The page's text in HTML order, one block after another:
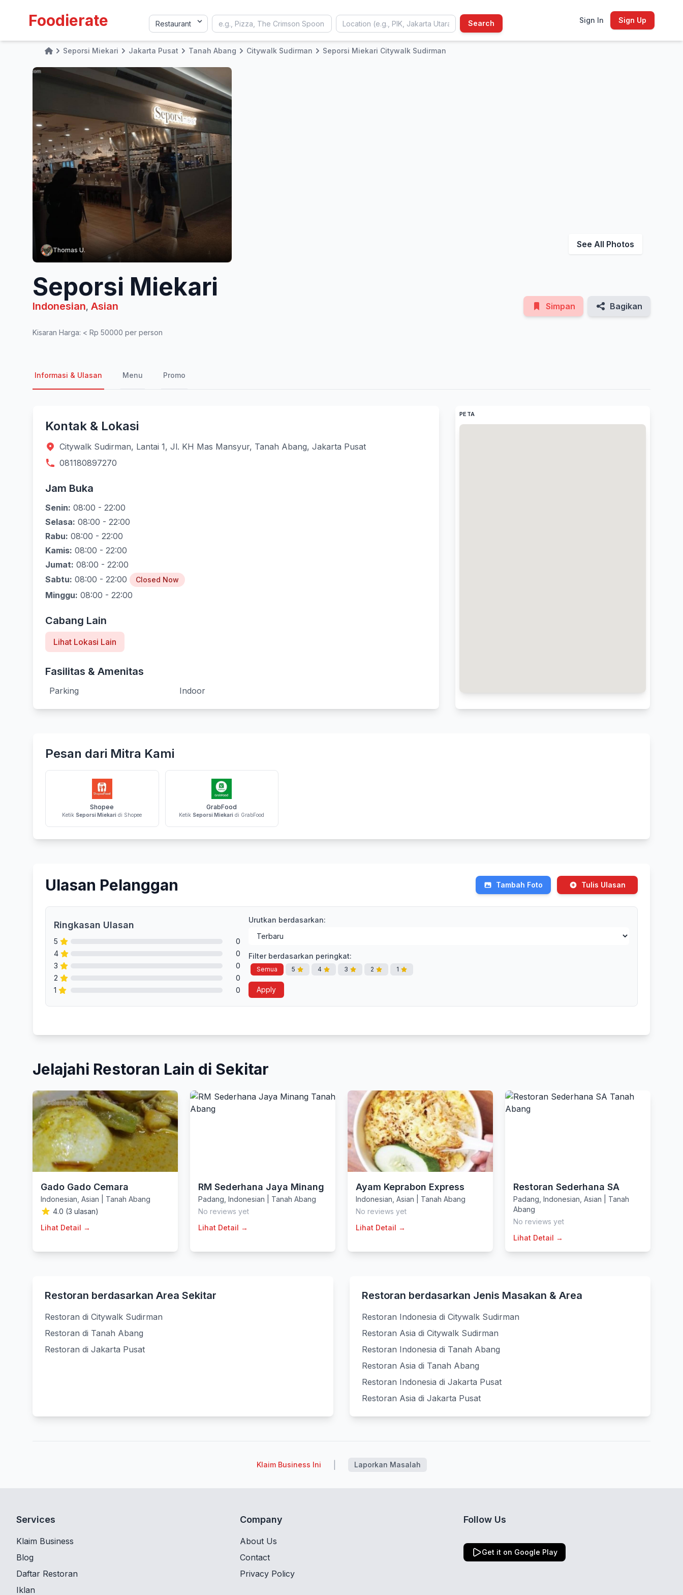
Foodierate Search Sign In Sign Up
HomeSeporsi Miekari Jakarta Pusat Tanah Abang Citywalk Sudirman Seporsi Miekari Citywalk Sudirman
Thomas U.
See All Photos
Seporsi Miekari
Indonesian, Asian
Kisaran Harga: < Rp 50000 per person
Simpan Bagikan
Informasi & Ulasan Menu Promo
Kontak & Lokasi
Citywalk Sudirman, Lantai 1, Jl. KH Mas Mansyur, Tanah Abang, Jakarta Pusat
081180897270
Jam Buka
Senin: 08:00 - 22:00
Selasa: 08:00 - 22:00
Rabu: 08:00 - 22:00
Kamis: 08:00 - 22:00
Jumat: 08:00 - 22:00
Sabtu: 08:00 - 22:00 Closed Now
Minggu: 08:00 - 22:00
Cabang Lain
Lihat Lokasi Lain
Fasilitas & Amenitas
Parking Indoor
PETA
Pesan dari Mitra Kami
Shopee
Ketik Seporsi Miekari di Shopee
GrabFood
Ketik Seporsi Miekari di GrabFood
Ulasan Pelanggan Tambah Foto Tulis Ulasan
Ringkasan Ulasan
5
0
4
0
3
0
2
0
1
0
Urutkan berdasarkan:
Filter berdasarkan peringkat:
Semua 5 4 3 2 1
Apply
Jelajahi Restoran Lain di Sekitar
Gado Gado Cemara
Indonesian Asian
Tanah Abang
4.0 (3 ulasan)
Lihat Detail →
RM Sederhana Jaya Minang
Padang Indonesian
Tanah Abang
No reviews yet
Lihat Detail →
Ayam Keprabon Express
Indonesian Asian
Tanah Abang
No reviews yet
Lihat Detail →
Restoran Sederhana SA
Padang Indonesian Asian
Tanah
Abang
No reviews yet
Lihat Detail →
Restoran berdasarkan Area Sekitar
Restoran di Citywalk Sudirman
Restoran di Tanah Abang
Restoran di Jakarta Pusat
Restoran berdasarkan Jenis Masakan & Area
Restoran Indonesia di Citywalk Sudirman
Restoran Asia di Citywalk Sudirman
Restoran Indonesia di Tanah Abang
Restoran Asia di Tanah Abang
Restoran Indonesia di Jakarta Pusat
Restoran Asia di Jakarta Pusat
Klaim Business Ini Laporkan Masalah
Services
Klaim Business
Blog
Daftar Restoran
Iklan
Company
About Us
Contact
Privacy Policy
Follow Us
Get it on Google Play